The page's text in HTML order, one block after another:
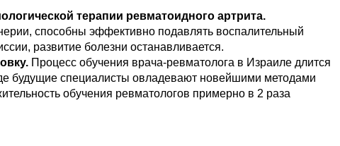
терапии ревматоидного артрита.
способны эффективно подавлять воспалительный
развитие болезни останавливается.
Процесс обучения врача-ревматолога в Израиле длится
будущие специалисты овладевают новейшими методами
обучения ревматологов примерно в 2 раза